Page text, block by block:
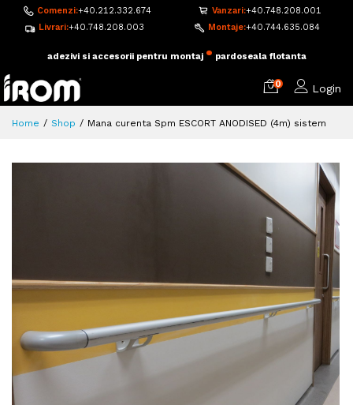
Comenzi:+40.212.332.674 Vanzari:+40.748.208.001
Livrari:+40.748.208.003 Montaje:+40.744.635.084
adezivi si accesorii pentru montaj • pardoseala flotanta
0 Login
Home Shop Mana curenta Spm ESCORT ANODISED (4m) sistem